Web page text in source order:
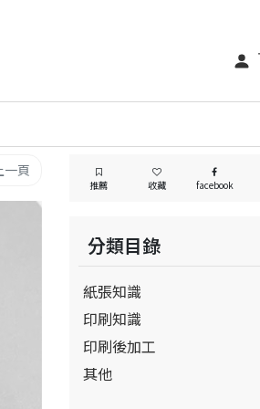
頁
推薦 收藏 facebook
分類目錄
紙張知識
印刷知識
印刷後加工
其他